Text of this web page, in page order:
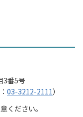
3番5号
03-3212-2111）
ください。